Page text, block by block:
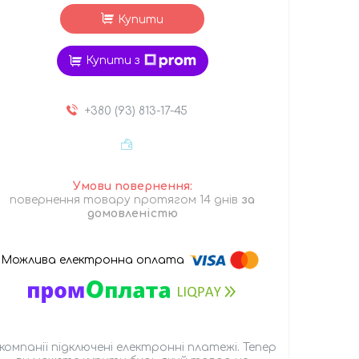
Купити
Купити з
+380 (93) 813-17-45
повернення товару протягом 14 днів за
домовленістю
підключені електронні платежі. Тепер